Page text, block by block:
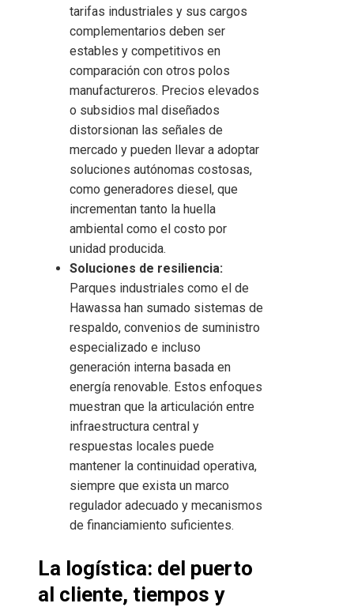
tarifas industriales y sus cargos
complementarios deben ser
estables y competitivos en
comparación con otros polos
manufactureros. Precios elevados
o subsidios mal diseñados
distorsionan las señales de
mercado y pueden llevar a adoptar
soluciones autónomas costosas,
como generadores diesel, que
incrementan tanto la huella
ambiental como el costo por
unidad producida.
Soluciones de resiliencia:
Parques industriales como el de
Hawassa han sumado sistemas de
respaldo, convenios de suministro
especializado e incluso
generación interna basada en
energía renovable. Estos enfoques
muestran que la articulación entre
infraestructura central y
respuestas locales puede
mantener la continuidad operativa,
siempre que exista un marco
regulador adecuado y mecanismos
de financiamiento suficientes.
La logística: del puerto
al cliente, tiempos y